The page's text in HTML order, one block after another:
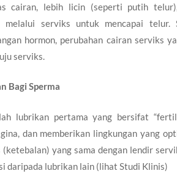
cairan, lebih licin (seperti putih
melalui serviks untuk mencapai
hormon, perubahan cairan serviks
serviks.
Bagi Sperma
lubrikan pertama yang bersifat
dan memberikan lingkungan yang
yang sama dengan lendir
daripada lubrikan lain (lihat Studi Klinis)